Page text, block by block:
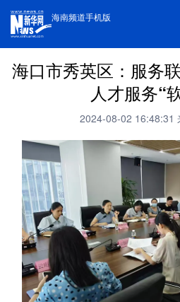
海南频道手机版
海口市秀英区：服务
人才服务“
2024-08-02 16:48:31